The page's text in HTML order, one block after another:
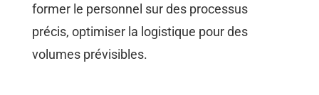
former le personnel sur des processus
précis, optimiser la logistique pour des
volumes prévisibles.